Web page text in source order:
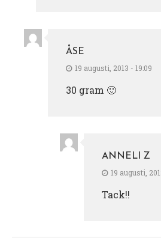
ÅSE
19 augusti, 2013 - 19:09
30 gram 🙂
ANNELI Z
19 augusti,
Tack!!